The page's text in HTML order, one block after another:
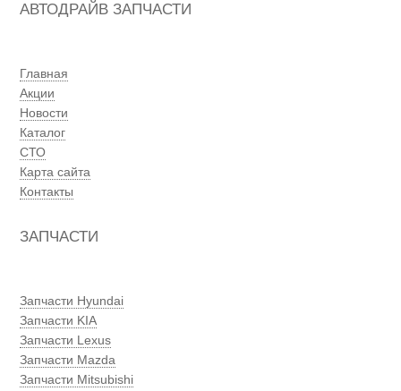
АВТОДРАЙВ ЗАПЧАСТИ
Главная
Акции
Новости
Каталог
СТО
Карта сайта
Контакты
ЗАПЧАСТИ
Запчасти Hyundai
Запчасти KIA
Запчасти Lexus
Запчасти Mazda
Запчасти Mitsubishi